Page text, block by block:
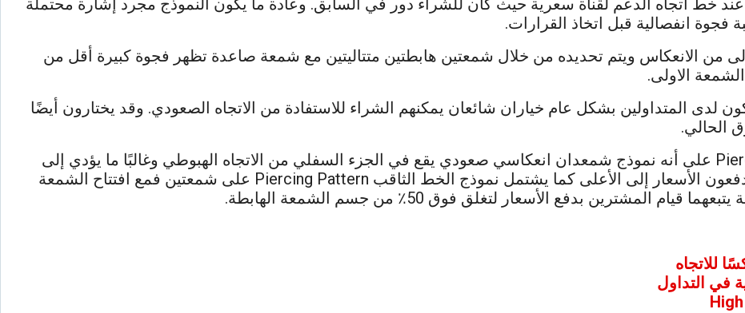
عند خط اتجاه الدعم لقناة سعرية حيث كان للشراء دور في السابق. وعادة ما يكون النموذج مجرد إشارة محتملة
فجوة انفصالية قبل اتخاذ القرارات.
من الانعكاس ويتم تحديده من خلال شمعتين هابطتين متتاليتين مع شمعة صاعدة تظهر فجوة كبيرة أقل من
الاولى.
لدى المتداولين بشكل عام خياران شائعان يمكنهم الشراء للاستفادة من الاتجاه الصعودي. وقد يختارون أيضًا
الحالي.
أخيراً يُنظر إلى نموذج الخط الثاقب Piercing Pattern على أنه نموذج شمعدان انعكاسي صعودي يقع في الجزء السفلي من الاتجاه الهبوطي وغالبًا ما يؤدي إلى
انعكاس في الاتجاه حيث يدخل الثيران السوق ويدفعون الأسعار إلى الأعلى كما يشتمل نموذج الخط الثاقب Piercing Pattern على شمعتين فمع افتتاح الشمعة
المشترين بدفع الأسعار لتغلق فوق 50٪ من جسم الشمعة الهابطة.